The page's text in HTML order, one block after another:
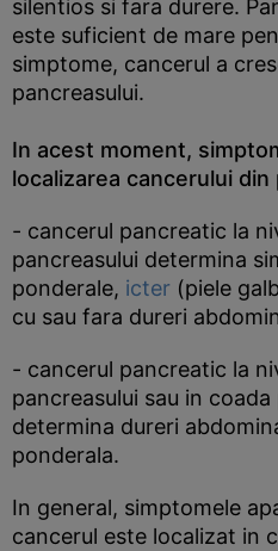
silentios si fara durere.
este suficient de mare
simptome, cancerul a
pancreasului.
In acest moment,
localizarea cancerului din
- cancerul pancreatic la
pancreasului determina
ponderale, icter (piele
cu sau fara dureri
- cancerul pancreatic la
pancreasului sau in
determina dureri
ponderala.
In general, simptomele
cancerul este localizat in